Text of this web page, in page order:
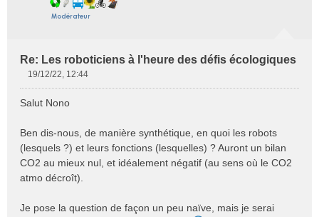
Re: Les roboticiens à l'heure des défis écologiques
s
a
g
e
l
19/12/22, 12:44
Salut Nono
Ben dis-nous, de manière synthétique, en quoi les robots
(lesquels ?) et leurs fonctions (lesquelles) ? Auront un bilan
CO2 au mieux nul, et idéalement négatif (au sens où le CO2
atmo décroît).
Je pose la question de façon un peu naïve, mais je serai